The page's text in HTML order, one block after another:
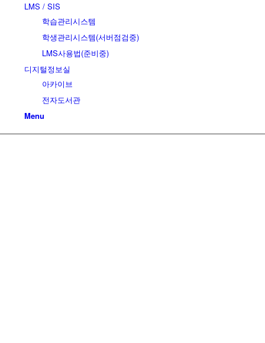
LMS / SIS
학습관리시스템
학생관리시스템(서버점검중)
LMS사용법(준비중)
디지털정보실
아카이브
전자도서관
Menu